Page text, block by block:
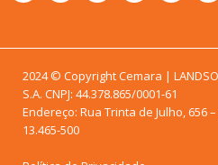
2024 © Copyright Cemara |
S.A. CNPJ: 44.378.865/0001-61
Endereço: Rua Trinta de Julho, 656
13.465-500